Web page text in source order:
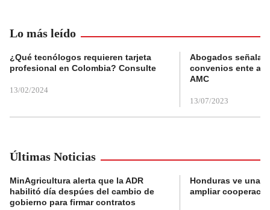
Lo más leído
¿Qué tecnólogos requieren tarjeta
profesional en Colombia? Consulte
13/02/2024
Abogados
convenios ente
AMC
13/07/2023
Últimas Noticias
MinAgricultura alerta que la ADR
habilitó día despúes del cambio de
gobierno para firmar contratos
Honduras ve una
ampliar